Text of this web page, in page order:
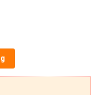
số lượng